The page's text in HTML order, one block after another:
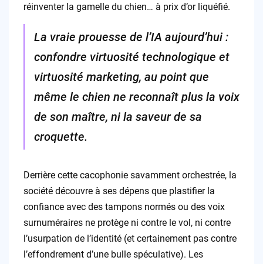
réinventer la gamelle du chien… à prix d’or liquéfié.
La vraie prouesse de l’IA aujourd’hui :
confondre virtuosité technologique et
virtuosité marketing, au point que
même le chien ne reconnaît plus la voix
de son maître, ni la saveur de sa
croquette.
Derrière cette cacophonie savamment orchestrée, la
société découvre à ses dépens que plastifier la
confiance avec des tampons normés ou des voix
surnuméraires ne protège ni contre le vol, ni contre
l’usurpation de l’identité (et certainement pas contre
l’effondrement d’une bulle spéculative). Les